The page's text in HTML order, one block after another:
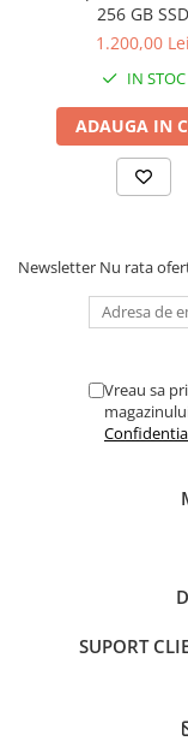
256 GB SSD
1.200,00 Lei
IN STOC
ADAUGA IN
Newsletter Nu rata
Vreau sa
SUPORT